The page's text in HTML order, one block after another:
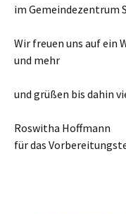
im Gemeindezentrum
Wir freuen uns auf ein
und mehr
und grüßen bis dahin
Roswitha Hoffmann
für das